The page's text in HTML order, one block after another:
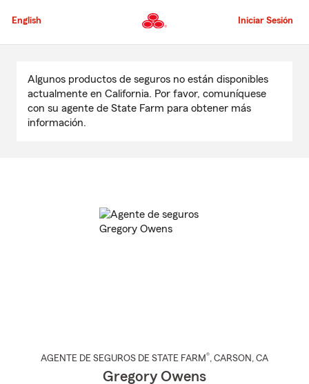
al
principal
English Iniciar Sesión
contenido
principal
Algunos productos de seguros no están disponibles
actualmente en California. Por favor, comuníquese
con su agente de State Farm para obtener más
información.
AGENTE DE SEGUROS DE STATE FARM®, CARSON , CA
Gregory Owens